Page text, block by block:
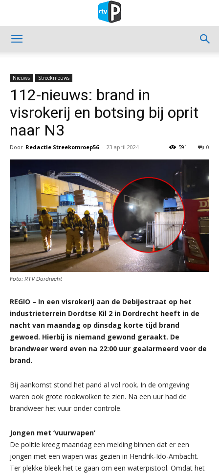
Nieuws Streeknieuws
112-nieuws: brand in
visrokerij en botsing bij oprit
naar N3
Door Redactie Streekomroep56 - 23 april 2024 0
591
Foto: RTV Dordrecht
REGIO – In een visrokerij aan de Debijestraat op het
industrieterrein Dordtse Kil 2 in Dordrecht heeft in de
nacht van maandag op dinsdag korte tijd brand
gewoed. Hierbij is niemand gewond geraakt. De
brandweer werd even na 22:00 uur gealarmeerd voor de
brand.
Bij aankomst stond het pand al vol rook. In de omgeving
waren ook grote rookwolken te zien. Na een uur had de
brandweer het vuur onder controle.
Jongen met ‘vuurwapen’
De politie kreeg maandag een melding binnen dat er een
jongen met een wapen was gezien in Hendrik-Ido-Ambacht.
Ter plekke bleek het te gaan om een waterpistool. Omdat het